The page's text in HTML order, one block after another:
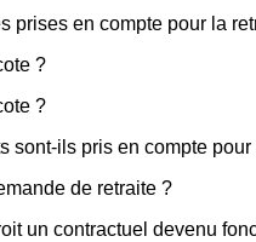
prises en compte pour la
?
?
sont-ils pris en compte
de retraite ?
un contractuel devenu